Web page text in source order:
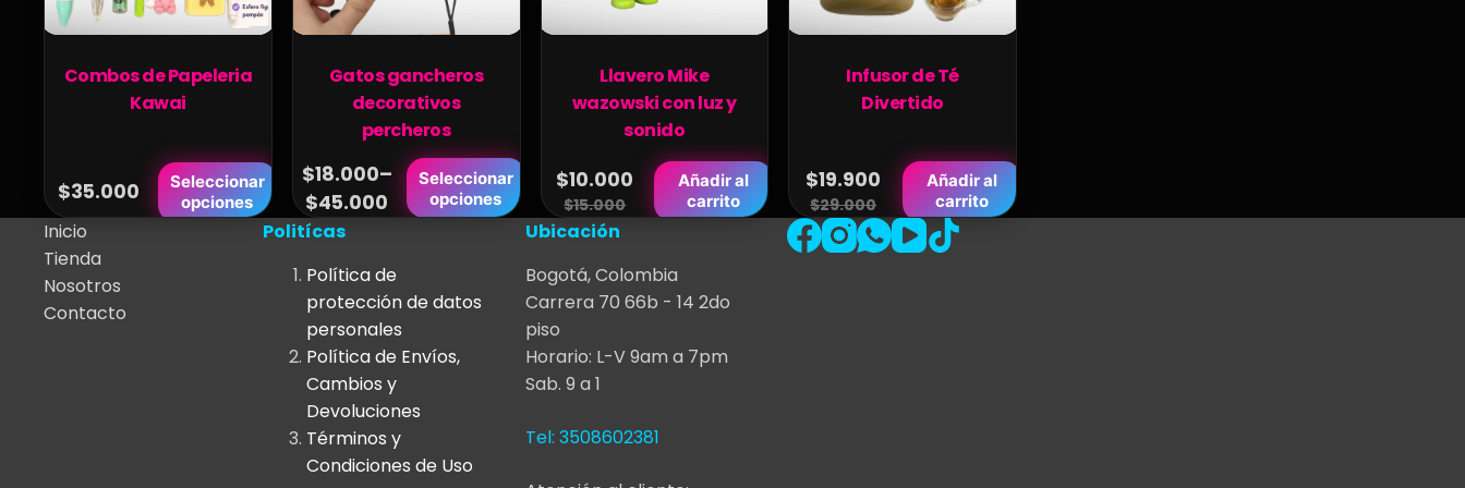
página
producto
página
producto
producto
Combos de Papeleria
Kawai
$35.000
Seleccionar
opciones
Este
producto
tiene
múltiples
variantes.
Las
Gatos gancheros
decorativos
percheros
$18.000–
$45.000
Price
range:
through
$45.000
Seleccionar
opciones
Este
producto
tiene
variantes.
Las
opciones
se
pueden
elegir
en
la
Llavero Mike
wazowski con luz y
sonido
$15.000
Original
price
$15.000.
$10.000
Current
price
$10.000.
Añadir al
carrito
Infusor de Té
Divertido
$29.000
Original
price
was:
$19.900
Current
price
is:
Añadir al
carrito
Inicio
Tienda
Nosotros
Contacto
Politícas
Política de
protección de datos
personales
Política de Envíos,
Cambios y
Devoluciones
Términos y
Condiciones de Uso
Ubicación
Bogotá, Colombia
Carrera 70 66b - 14 2do
piso
Horario: L-V 9am a 7pm
Sab. 9 a 1
Tel: 3508602381